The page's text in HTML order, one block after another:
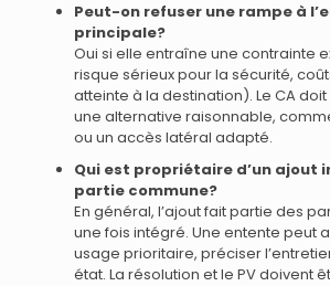
Peut-on refuser une rampe à
principale?
Oui si elle entraîne une contrainte
risque sérieux pour la sécurité,
atteinte à la destination). Le CA
une alternative raisonnable,
ou un accès latéral adapté.
Qui est propriétaire d’un ajout
partie commune?
En général, l’ajout fait partie des
une fois intégré. Une entente peut
usage prioritaire, préciser
état. La résolution et le PV doivent